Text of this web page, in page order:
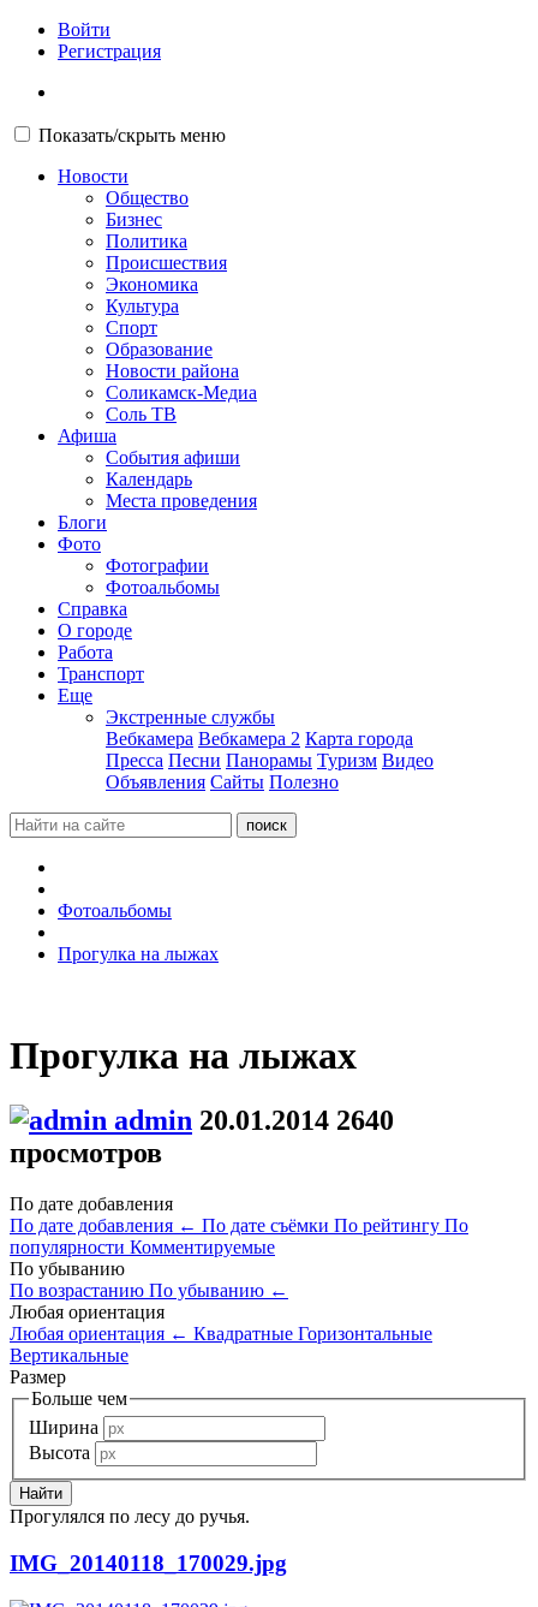
Войти
Регистрация
Показать/скрыть меню
Новости
Общество
Бизнес
Политика
Происшествия
Экономика
Культура
Спорт
Образование
Новости района
Соликамск-Медиа
Соль ТВ
Афиша
События афиши
Календарь
Места проведения
Блоги
Фото
Фотографии
Фотоальбомы
Справка
О городе
Работа
Транспорт
Еще
Экстренные службы
Вебкамера Вебкамера 2 Карта города
Пресса Песни Панорамы Туризм Видео
Объявления Сайты Полезно
Фотоальбомы
Прогулка на лыжах
Прогулка на лыжах
admin 20.01.2014 2640
просмотров
По дате добавления
По дате добавления ← По дате съёмки По рейтингу По
популярности Комментируемые
По убыванию
По возрастанию По убыванию ←
Любая ориентация
Любая ориентация ← Квадратные Горизонтальные
Вертикальные
Размер
Больше чем
Ширина
Высота
Прогулялся по лесу до ручья.
IMG_20140118_170029.jpg